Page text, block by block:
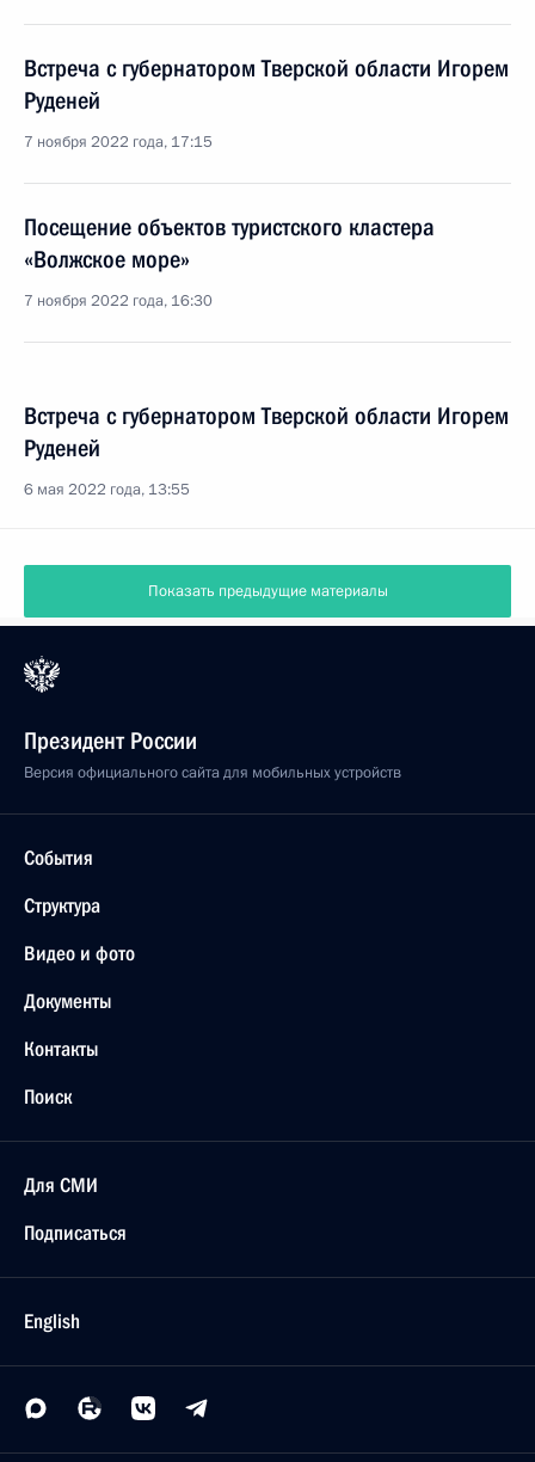
Встреча с губернатором Тверской области Игорем
Руденей
7 ноября 2022 года, 17:15
Посещение объектов туристского кластера
«Волжское море»
7 ноября 2022 года, 16:30
Встреча с губернатором Тверской области Игорем
Руденей
6 мая 2022 года, 13:55
Показать предыдущие материалы
Президент России
Версия официального сайта для мобильных устройств
События
Структура
Видео и фото
Документы
Контакты
Поиск
Для СМИ
Подписаться
English